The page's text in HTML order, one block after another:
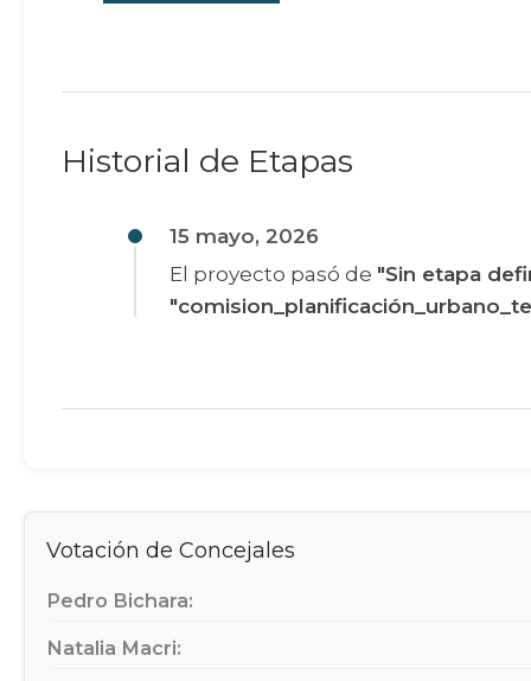
Historial de Etapas
15 mayo, 2026
El proyecto pasó de "Sin etapa
Votación de Concejales
Pedro Bichara:
Natalia Macri: